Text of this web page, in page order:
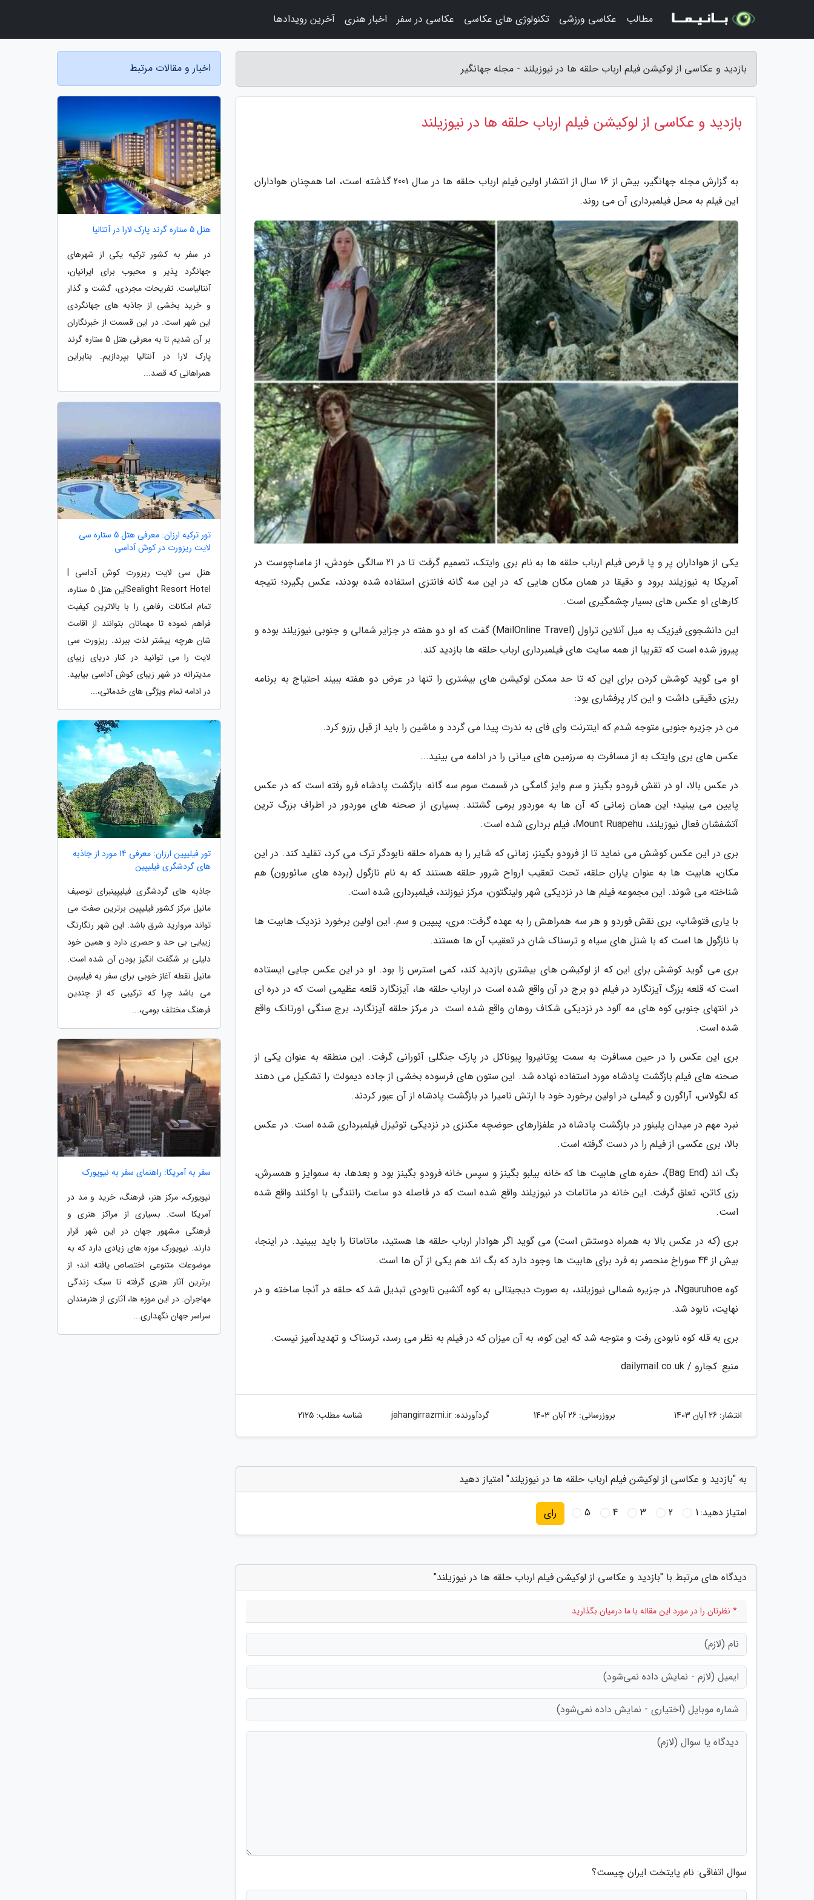
بازدید و عکاسی از لوکیشن فیلم ارباب حلقه ها در نیوزیلند - مجله جهانگیر
بازدید و عکاسی از لوکیشن فیلم ارباب حلقه ها در نیوزیلند
به گزارش مجله جهانگیر، بیش از 16 سال از انتشار اولین فیلم ارباب حلقه ها در سال 2001 گذشته است، اما همچنان هواداران
این فیلم به محل فیلمبرداری آن می روند.
یکی از هواداران پر و پا قرص فیلم ارباب حلقه ها به نام بری وایتک، تصمیم گرفت تا در 21 سالگی خودش، از ماساچوست در
آمریکا به نیوزیلند برود و دقیقا در همان مکان هایی که در این سه گانه فانتزی استفاده شده بودند، عکس بگیرد؛ نتیجه
کارهای او عکس های بسیار چشمگیری است.
این دانشجوی فیزیک به میل آنلاین تراول (MailOnline Travel) گفت که او دو هفته در جزایر شمالی و جنوبی نیوزیلند بوده و
پیروز شده است که تقریبا از همه سایت های فیلمبرداری ارباب حلقه ها بازدید کند.
او می گوید کوشش کردن برای این که تا حد ممکن لوکیشن های بیشتری را تنها در عرض دو هفته ببیند احتیاج به برنامه
ریزی دقیقی داشت و این کار پرفشاری بود:
من در جزیره جنوبی متوجه شدم که اینترنت وای فای به ندرت پیدا می گردد و ماشین را باید از قبل رزرو کرد.
عکس های بری وایتک به از مسافرت به سرزمین های میانی را در ادامه می بینید...
در عکس بالا، او در نقش فرودو بگینز و سم وایز گامگی در قسمت سوم سه گانه: بازگشت پادشاه فرو رفته است که در عکس
پایین می بینید؛ این همان زمانی که آن ها به موردور برمی گشتند. بسیاری از صحنه های موردور در اطراف بزرگ ترین
آتشفشان فعال نیوزیلند، Mount Ruapehu، فیلم برداری شده است.
بری در این عکس کوشش می نماید تا از فرودو بگینز، زمانی که شایر را به همراه حلقه نابودگر ترک می کرد، تقلید کند. در این
مکان، هابیت ها به عنوان یاران حلقه، تحت تعقیب ارواح شرور حلقه هستند که به نام نازگول (برده های سائورون) هم
شناخته می شوند. این مجموعه فیلم ها در نزدیکی شهر ولینگتون، مرکز نیوزلند، فیلمبرداری شده است.
با یاری فتوشاپ، بری نقش فوردو و هر سه همراهش را به عهده گرفت: مری، پیپین و سم. این اولین برخورد نزدیک هابیت ها
با نازگول ها است که با شنل های سیاه و ترسناک شان در تعقیب آن ها هستند.
بری می گوید کوشش برای این که از لوکیشن های بیشتری بازدید کند، کمی استرس زا بود. او در این عکس جایی ایستاده
است که قلعه بزرگ آیزنگارد در فیلم دو برج در آن واقع شده است در ارباب حلقه ها، آیزنگارد قلعه عظیمی است که در دره ای
در انتهای جنوبی کوه های مه آلود در نزدیکی شکاف روهان واقع شده است. در مرکز حلقه آیزنگارد، برج سنگی اورتانک واقع
شده است.
بری این عکس را در حین مسافرت به سمت پوتانیروا پیوناکل در پارک جنگلی آئورانی گرفت. این منطقه به عنوان یکی از
صحنه های فیلم بازگشت پادشاه مورد استفاده نهاده شد. این ستون های فرسوده بخشی از جاده دیمولت را تشکیل می دهند
که لگولاس، آراگورن و گیملی در اولین برخورد خود با ارتش نامیرا در بازگشت پادشاه از آن عبور کردند.
نبرد مهم در میدان پلینور در بازگشت پادشاه در علفزارهای حوضچه مکنزی در نزدیکی توئیزل فیلمبرداری شده است. در عکس
بالا، بری عکسی از فیلم را در دست گرفته است.
بگ اند (Bag End)، حفره های هابیت ها که خانه بیلبو بگینز و سپس خانه فرودو بگینز بود و بعدها، به سموایز و همسرش،
رزی کاتن، تعلق گرفت. این خانه در ماتامات در نیوزیلند واقع شده است که در فاصله دو ساعت رانندگی با اوکلند واقع شده
است.
بری (که در عکس بالا به همراه دوستش است) می گوید اگر هوادار ارباب حلقه ها هستید، ماتاماتا را باید ببینید. در اینجا،
بیش از 44 سوراخ منحصر به فرد برای هابیت ها وجود دارد که بگ اند هم یکی از آن ها است.
کوه Ngauruhoe، در جزیره شمالی نیوزیلند، به صورت دیجیتالی به کوه آتشین نابودی تبدیل شد که حلقه در آنجا ساخته و در
نهایت، نابود شد.
بری به قله کوه نابودی رفت و متوجه شد که این کوه، به آن میزان که در فیلم به نظر می رسد، ترسناک و تهدیدآمیز نیست.
منبع: کجارو / dailymail.co.uk
انتشار: 26 آبان 1403 بروزرسانی: 26 آبان 1403 گردآورنده:jahangirrazmi.ir شناسه مطلب: 2125
به "بازدید و عکاسی از لوکیشن فیلم ارباب حلقه ها در نیوزیلند" امتیاز دهید
امتیاز دهید:1
2
3
4
5 رای
دیدگاه های مرتبط با "بازدید و عکاسی از لوکیشن فیلم ارباب حلقه ها در نیوزیلند"
* نظرتان را در مورد این مقاله با ما درمیان بگذارید
سوال اتفاقی: نام پایتخت ایران چیست؟
اخبار و مقالات مرتبط
هتل 5 ستاره گرند پارک لارا در آنتالیا
در سفر به کشور ترکیه یکی از شهرهای
جهانگرد پذیر و محبوب برای ایرانیان،
آنتالیاست. تفریحات مجردی، گشت و گذار
و خرید بخشی از جاذبه های جهانگردی
این شهر است. در این قسمت از خبرنگاران
بر آن شدیم تا به معرفی هتل 5 ستاره گرند
پارک لارا در آنتالیا بپردازیم. بنابراین
همراهانی که قصد...
تور ترکیه ارزان: معرفی هتل 5 ستاره سی
لایت ریزورت در کوش آداسی
هتل سی لایت ریزورت کوش آداسی |
Sealight Resort Hotelاین هتل 5 ستاره،
تمام امکانات رفاهی را با بالاترین کیفیت
فراهم نموده تا مهمانان بتوانند از اقامت
شان هرچه بیشتر لذت ببرند. ریزورت سی
لایت را می توانید در کنار دریای زیبای
مدیترانه در شهر زیبای کوش آداسی بیابید.
در ادامه تمام ویژگی های خدماتی،...
تور فیلیپین ارزان: معرفی 14 مورد از جاذبه
های گردشگری فیلیپین
جاذبه های گردشگری فیلیپینبرای توصیف
مانیل مرکز کشور فیلیپین برترین صفت می
تواند مروارید شرق باشد. این شهر رنگارنگ
زیبایی بی حد و حصری دارد و همین خود
دلیلی بر شگفت انگیز بودن آن شده است.
مانیل نقطه آغاز خوبی برای سفر به فیلیپین
می باشد چرا که ترکیبی که از چندین
فرهنگ مختلف بومی،...
سفر به آمریکا: راهنمای سفر به نیویورک
نیویورک، مرکز هنر، فرهنگ، خرید و مد در
آمریکا است. بسیاری از مراکز هنری و
فرهنگی مشهور جهان در این شهر قرار
دارند. نیویورک موزه های زیادی دارد که به
موضوعات متنوعی اختصاص یافته اند؛ از
برترین آثار هنری گرفته تا سبک زندگی
مهاجران. در این موزه ها، آثاری از هنرمندان
سراسر جهان نگهداری...
مطالب عکاسی ورزشی تکنولوژی های عکاسی عکاسی در سفر اخبار هنری آخرین رویدادها